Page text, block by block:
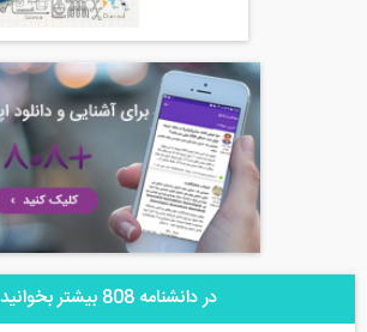
در دانشنامه 808 بیشتر بخوانید ...